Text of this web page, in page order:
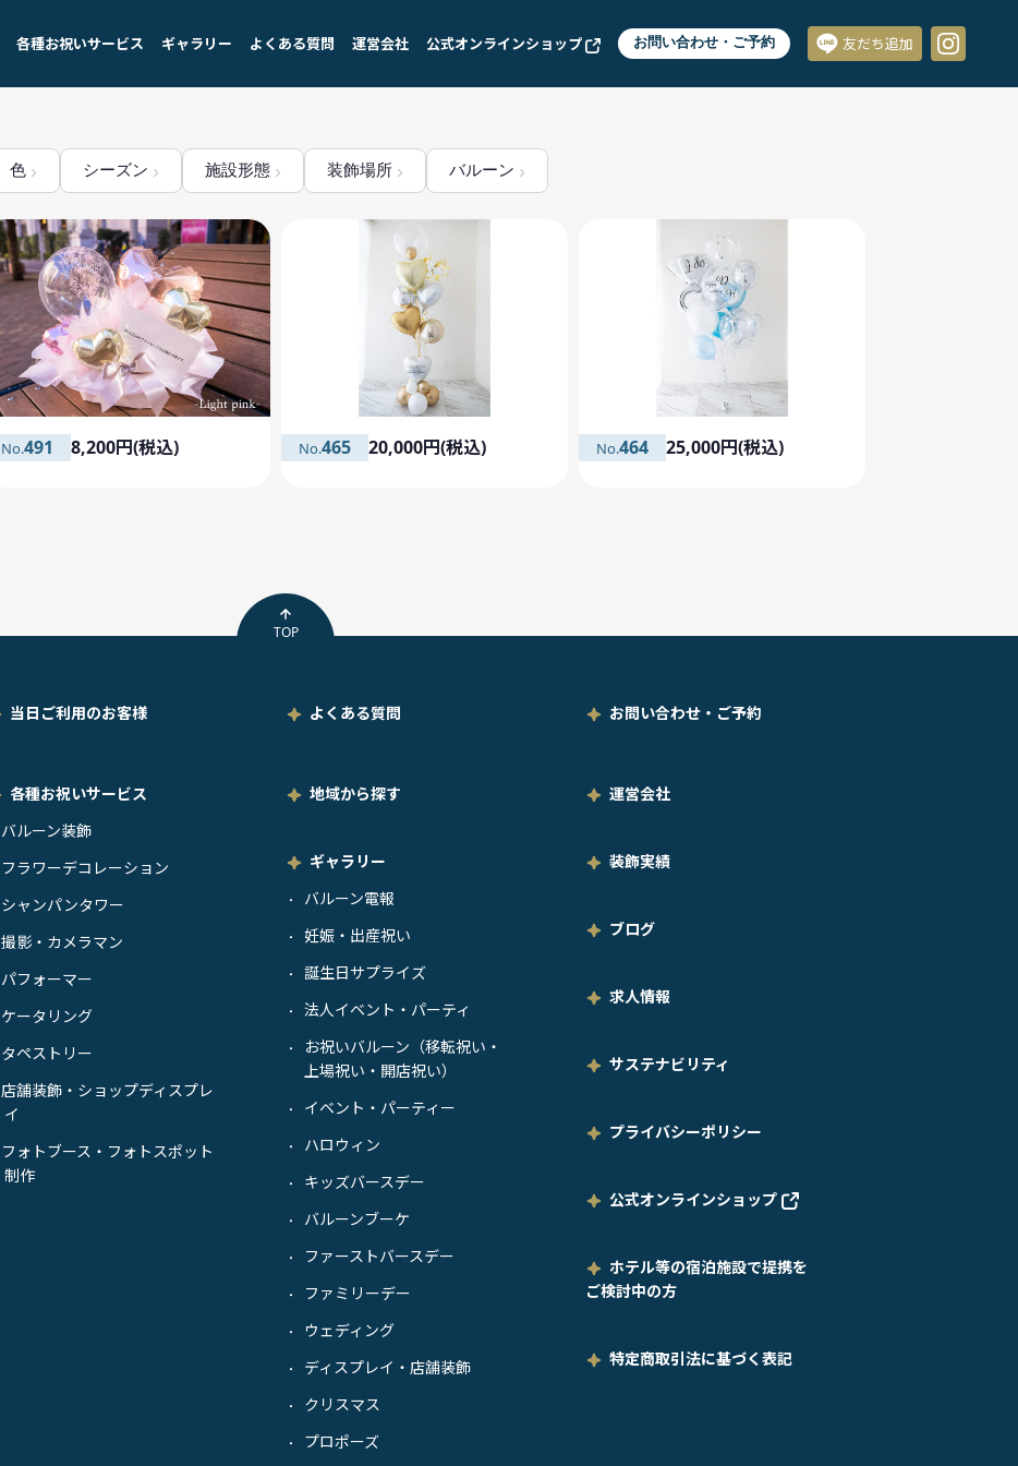
各種お祝いサービス ギャラリー よくある質問 運営会社 公式オンラインショップ お問い合わせ・ご予約 友だち追加
色 シーズン 施設形態 装飾場所 バルーン
491 8,200円(税込) 465 20,000円(税込) 464 25,000円(税込)
TOP
当日ご利用のお客様 よくある質問 お問い合わせ・ご予約
各種お祝いサービス
バルーン装飾
フラワーデコレーション
シャンパンタワー
撮影・カメラマン
パフォーマー
ケータリング
タペストリー
店舗装飾・ショップディスプレ
イ
フォトブース・フォトスポット
制作
地域から探す
ギャラリー
・ バルーン電報
・ 妊娠・出産祝い
・ 誕生日サプライズ
・ 法人イベント・パーティ
・
お祝いバルーン（移転祝い・
上場祝い・開店祝い）
・ イベント・パーティー
・ ハロウィン
・ キッズバースデー
・ バルーンブーケ
・ ファーストバースデー
・ ファミリーデー
・ ウェディング
・ ディスプレイ・店舗装飾
・ クリスマス
・ プロポーズ
運営会社
装飾実績
ブログ
求人情報
サステナビリティ
プライバシーポリシー
公式オンラインショップ
ホテル等の宿泊施設で提携を
ご検討中の方
特定商取引法に基づく表記